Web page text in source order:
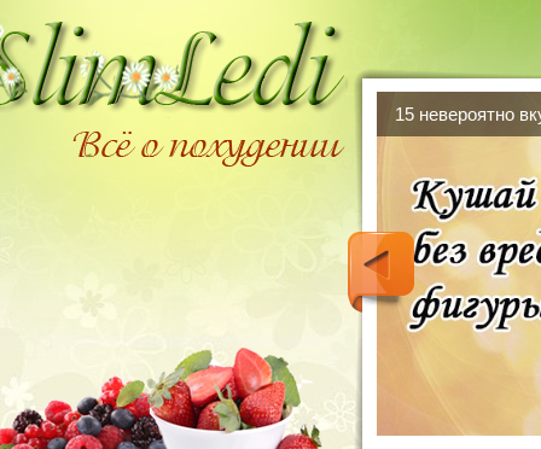
15 невероятно